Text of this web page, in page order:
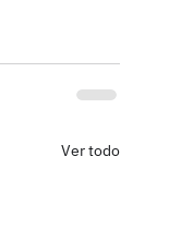
Ver todo